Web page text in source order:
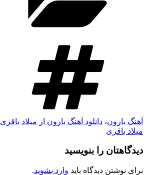
بارون،دانلود آهنگ بارون از میلاد باقری،
باقری
را بنویسید
نوشتن دیدگاه بایدوارد بشوید.